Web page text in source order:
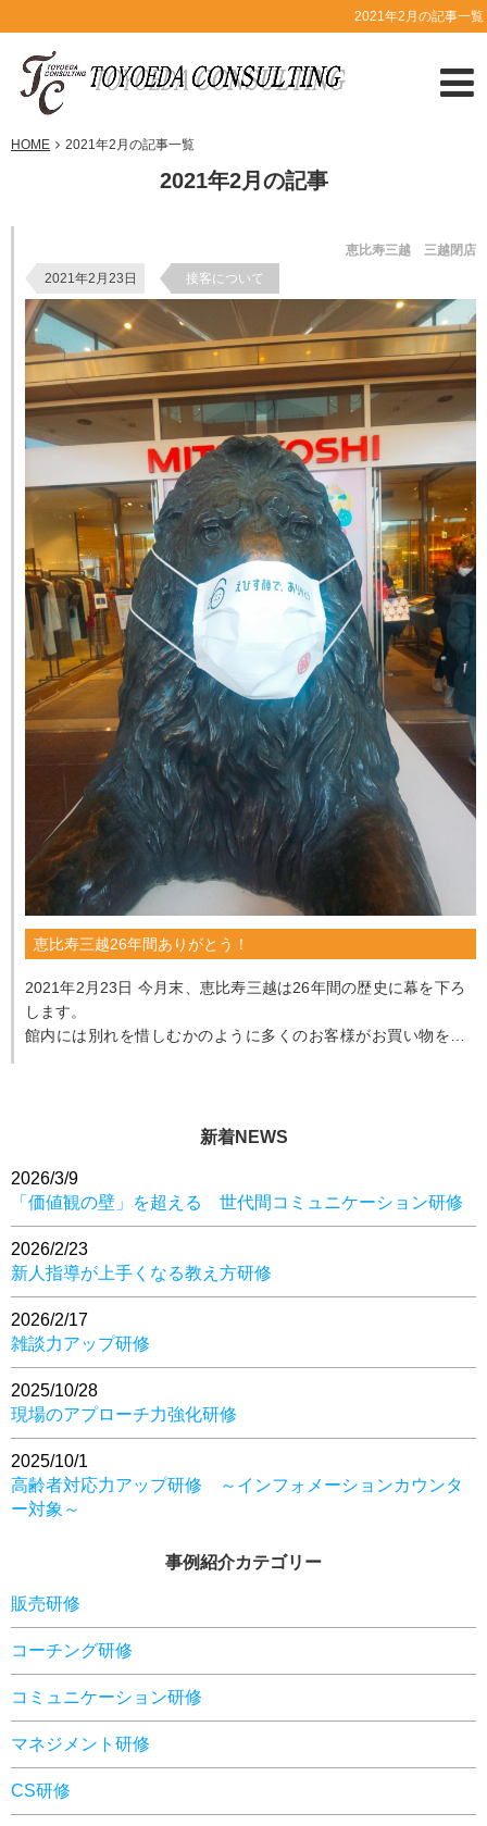
2021年2月の記事一覧
HOME 2021年2月の記事一覧
2021年2月の記事
恵比寿三越 三越閉店
2021年2月23日
接客について
恵比寿三越26年間ありがとう！
2021年2月23日 今月末、恵比寿三越は26年間の歴史に幕を下ろ
します。
館内には別れを惜しむかのように多くのお客様がお買い物を楽
新着NEWS
2026/3/9
「価値観の壁」を超える 世代間コミュニケーション研修
2026/2/23
新人指導が上手くなる教え方研修
2026/2/17
雑談力アップ研修
2025/10/28
現場のアプローチ力強化研修
2025/10/1
高齢者対応力アップ研修 ～インフォメーションカウンタ
ー対象～
事例紹介カテゴリー
販売研修
コーチング研修
コミュニケーション研修
マネジメント研修
CS研修